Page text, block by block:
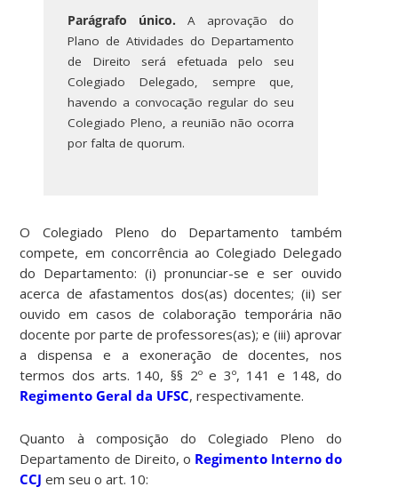
Parágrafo único. A aprovação do
Plano de Atividades do Departamento
de Direito será efetuada pelo seu
Colegiado Delegado, sempre que,
havendo a convocação regular do seu
Colegiado Pleno, a reunião não ocorra
por falta de quorum.
O Colegiado Pleno do Departamento também
compete, em concorrência ao Colegiado Delegado
do Departamento: (i) pronunciar-se e ser ouvido
acerca de afastamentos dos(as) docentes; (ii) ser
ouvido em casos de colaboração temporária não
docente por parte de professores(as); e (iii) aprovar
a dispensa e a exoneração de docentes, nos
termos dos arts. 140, §§ 2º e 3º, 141 e 148, do
Regimento Geral da UFSC, respectivamente.
Quanto à composição do Colegiado Pleno do
Departamento de Direito, o Regimento Interno do
CCJ em seu o art. 10: